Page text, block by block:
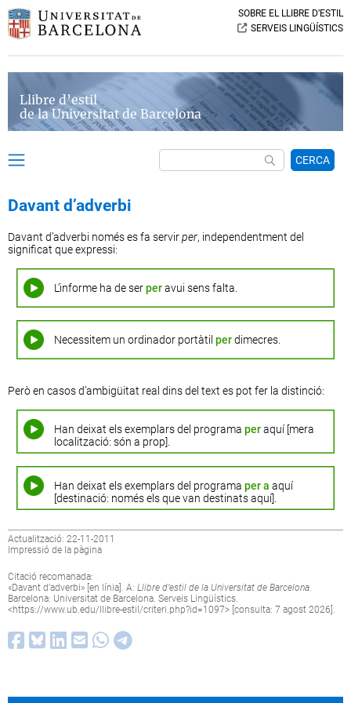
SOBRE EL LLIBRE D’ESTIL
SERVEIS LINGÜÍSTICS
Llibre d’estil
de la Universitat de Barcelona
CERCA
Davant d’adverbi
Davant d’adverbi només es fa servirper, independentment del
significat que expressi:
L’informe ha de serperavui sens falta.
Necessitem un ordinador portàtilperdimecres.
Però en casos d’ambigüitat real dins del text es pot fer la distinció:
Han deixat els exemplars del programaperaquí [mera
localització: són a prop].
Han deixat els exemplars del programaper a aquí
[destinació: només els que van destinats aquí].
Actualització: 22-11-2011
Impressió de la pàgina
Citació recomanada:
«Davant d’adverbi» [en línia]. A: Llibre d’estil de la Universitat de Barcelona.
Barcelona: Universitat de Barcelona. Serveis Lingüístics.
<https://www.ub.edu/llibre-estil/criteri.php?id=1097> [consulta: 7 agost 2026].